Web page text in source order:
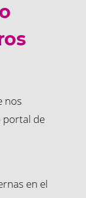
nos
portal de
en el